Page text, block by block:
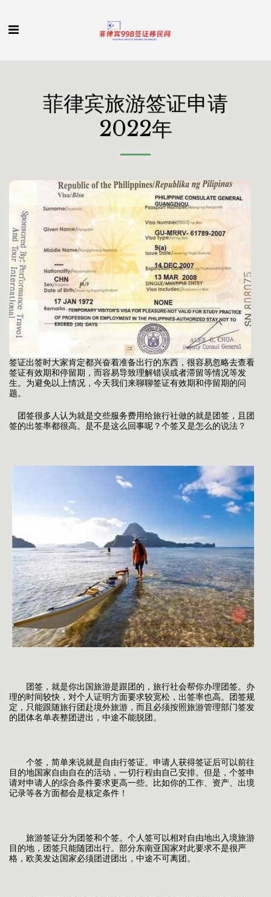
菲律宾旅游签证申请
2022年
签证出签时大家肯定都兴奋着准备出行的东西，很容易忽略去查看
签证有效期和停留期，而容易导致理解错误或者滞留等情况等发
生。为避免以上情况，今天我们来聊聊签证有效期和停留期的问
题。
团签很多人认为就是交些服务费用给旅行社做的就是团签，且团
签的出签率都很高。是不是这么回事呢？个签又是怎么的说法？
团签，就是你出国旅游是跟团的，旅行社会帮你办理团签。办
理的时间较快，对个人证明方面要求较宽松，出签率也高。团签规
定，只能跟随旅行团赴境外旅游，而且必须按照旅游管理部门签发
的团体名单表整团进出，中途不能脱团。
个签，简单来说就是自由行签证。申请人获得签证后可以前往
目的地国家自由自在的活动，一切行程由自己安排。但是，个签申
请对申请人的综合条件要求更高一些。比如你的工作、资产、出境
记录等各方面都会是核定条件！
旅游签证分为团签和个签。个人签可以相对自由地出入境旅游
目的地，团签只能随团出行。部分东南亚国家对此要求不是很严
格，欧美发达国家必须团进团出，中途不可离团。